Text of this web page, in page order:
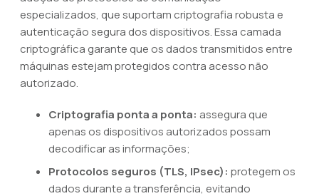
especializados, que suportam criptografia robusta e
autenticação segura dos dispositivos. Essa camada
criptográfica garante que os dados transmitidos entre
máquinas estejam protegidos contra acesso não
autorizado.
Criptografia ponta a ponta: assegura que
apenas os dispositivos autorizados possam
decodificar as informações;
Protocolos seguros (TLS, IPsec): protegem os
dados durante a transferência, evitando